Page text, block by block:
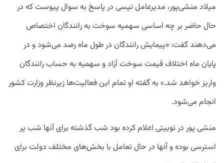
میلاد منشی‌پور، مدیرعامل تپسی در پاسخ به سوال پیوست که در
حال حاضر بر چه اساسی سهمیه سوخت به رانندگان اختصاص
می‌دهند گفت: «پیمایش رانندگان در طول ماه رصد می‌شود و در
پایان ماه اختلاف قیمت سوخت آزاد و سهمیه به حساب رانندگان
واریز خواهد شد.» به گفته او تمام این فعالیت‌ها زیرنظر وزارت کشور
انجام می‌شود.
منشی پور در توییتی اعلام کرده بود شب گذشته برای آنها شب پر
استرسی بوده و آنها در حال تعامل با بخش‌های مختلف دولت برای